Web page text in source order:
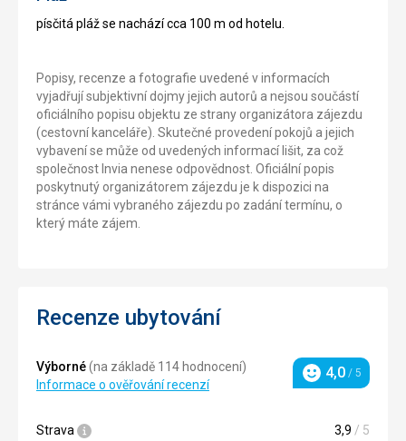
písčitá pláž se nachází cca 100 m od hotelu.
Popisy, recenze a fotografie uvedené v informacích
vyjadřují subjektivní dojmy jejich autorů a nejsou součástí
oficiálního popisu objektu ze strany organizátora zájezdu
(cestovní kanceláře). Skutečné provedení pokojů a jejich
vybavení se může od uvedených informací lišit, za což
společnost Invia nenese odpovědnost. Oficiální popis
poskytnutý organizátorem zájezdu je k dispozici na
stránce vámi vybraného zájezdu po zadání termínu, o
který máte zájem.
Recenze ubytování
Výborné(na základě 114 hodnocení)
Informace o ověřování recenzí
Hodnocení
4,0 / 5
Strava 3,9 / 5